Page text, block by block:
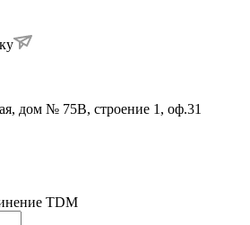
дом № 75В, строение 1, оф.31
TDM